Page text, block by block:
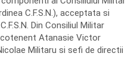
C.F.S.N.), acceptata si
Din Consiliul Militar
Atanasie Victor
Militaru si sefi de directii